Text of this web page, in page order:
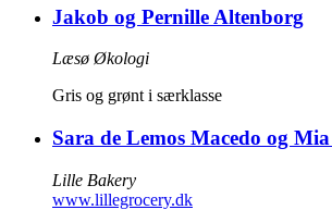
Jakob og Pernille Altenborg
Læsø Økologi
Gris og grønt i særklasse
Sara de Lemos Macedo og
Lille Bakery
www.lillegrocery.dk